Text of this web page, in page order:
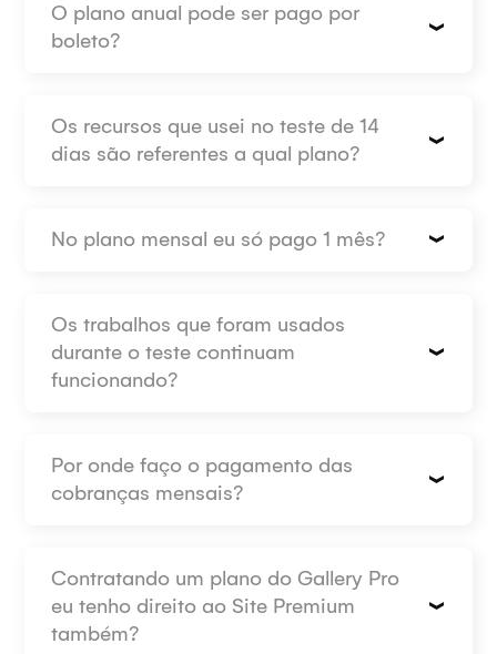
O plano anual pode ser pago por
boleto?
Os recursos que usei no teste de 14
dias são referentes a qual plano?
No plano mensal eu só pago 1 mês?
Os trabalhos que foram usados
durante o teste continuam
funcionando?
Por onde faço o pagamento das
cobranças mensais?
Contratando um plano do Gallery Pro
eu tenho direito ao Site Premium
também?